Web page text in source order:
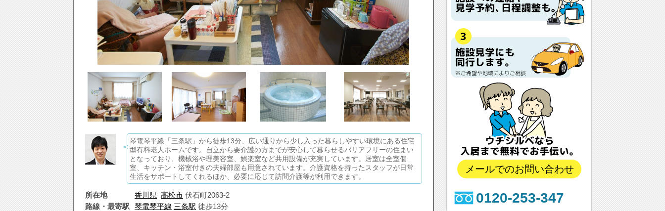
琴電琴平線「三条駅」から徒歩13分、広い通りから少し入った暮らしやすい環境にある住宅
型有料老人ホームです。自立から要介護の方までが安心して暮らせるバリアフリーの住まい
となっており、機械浴や理美容室、娯楽室など共用設備が充実しています。居室は全室個
室、キッチン・浴室付きの夫婦部屋も用意されています。介護資格を持ったスタッフが日常
生活をサポートしてくれるほか、必要に応じて訪問介護等が利用できます。
所在地 香川県 高松市 伏石町2063-2
路線・最寄駅
琴電琴平線 三条駅 徒歩13分
メールでのお問い合わせ
0120-253-347